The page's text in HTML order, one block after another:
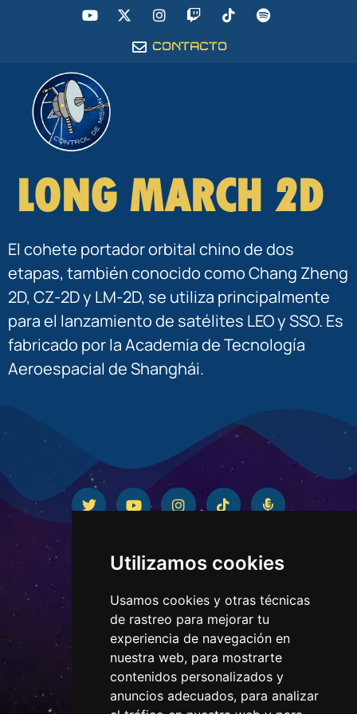
Utilizamos cookies
Usamos cookies y otras técnicas
de rastreo para mejorar tu
experiencia de navegación en
nuestra web, para mostrarte
contenidos personalizados y
anuncios adecuados, para analizar
CONTACTO
LONG MARCH 2D
El cohete portador orbital chino de dos
etapas, también conocido como Chang Zheng
2D, CZ-2D y LM-2D, se utiliza principalmente
para el lanzamiento de satélites LEO y SSO. Es
fabricado por la Academia de Tecnología
Aeroespacial de Shanghái.
CONTACTO